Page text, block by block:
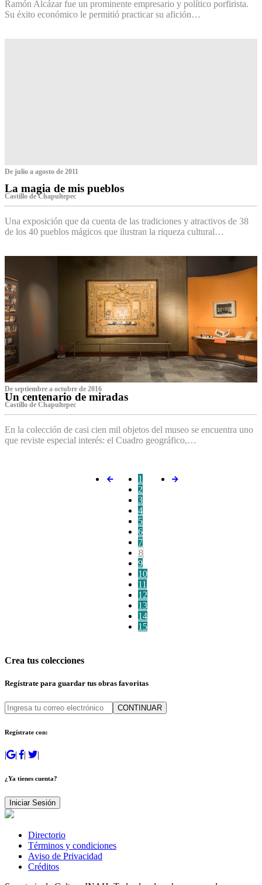
Ramón Alcázar fue un prominente empresario y político porfirista.
Su éxito económico le permitió practicar su afición…
De julio a agosto de 2011
La magia de mis pueblos
Castillo de Chapultepec
Una exposición que da cuenta de las tradiciones y atractivos de 38
de los 40 pueblos mágicos que ilustran la riqueza cultural…
De septiembre a octubre de 2016
Un centenario de miradas
Castillo de Chapultepec
En la colección de casi cien mil objetos del museo se encuentra uno
que reviste especial interés: el Cuadro geográfico,…
1
2
3
4
5
6
7
8
9
10
11
12
13
14
15
Crea tus colecciones
Regístrate para guardar tus obras favoritas
CONTINUAR
Regístrate con:
|
¿Ya tienes cuenta?
Iniciar Sesión
Directorio
Términos y condiciones
Aviso de Privacidad
Créditos